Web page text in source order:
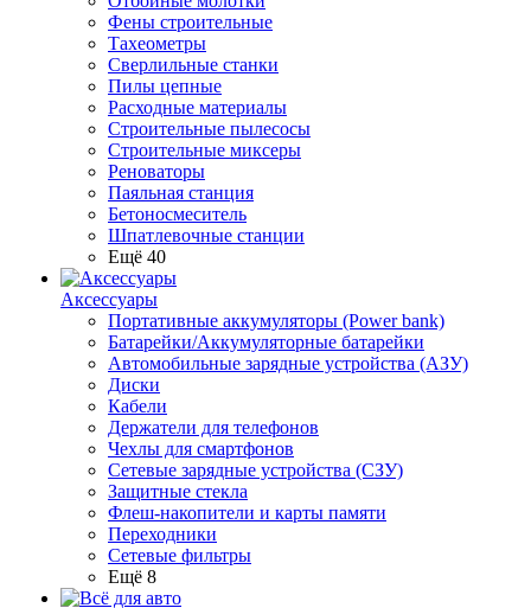
Фены строительные
Тахеометры
Сверлильные станки
Пилы цепные
Расходные материалы
Строительные пылесосы
Строительные миксеры
Реноваторы
Паяльная станция
Бетоносмеситель
Шпатлевочные станции
Ещё 40
Аксессуары
Портативные аккумуляторы (Power bank)
Батарейки/Аккумуляторные батарейки
Автомобильные зарядные устройства (АЗУ)
Диски
Кабели
Держатели для телефонов
Чехлы для смартфонов
Сетевые зарядные устройства (СЗУ)
Защитные стекла
Флеш-накопители и карты памяти
Переходники
Сетевые фильтры
Ещё 8